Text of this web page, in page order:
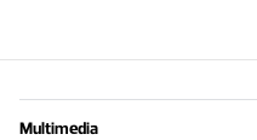
Multimedia